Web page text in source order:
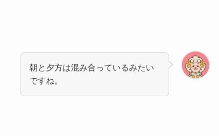
朝と夕方は混み合っているみたい
ですね。